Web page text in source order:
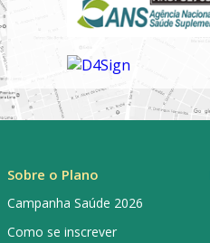
Sobre o Plano
Campanha Saúde 2026
Como se inscrever